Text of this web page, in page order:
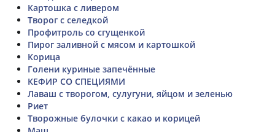
Картошка с ливером
Творог с селедкой
Профитроль со сгущенкой
Пирог заливной с мясом и картошкой
Корица
Голени куриные запечённые
КЕФИР СО СПЕЦИЯМИ
Лаваш с творогом, сулугуни, яйцом и зеленью
Риет
Творожные булочки с какао и корицей